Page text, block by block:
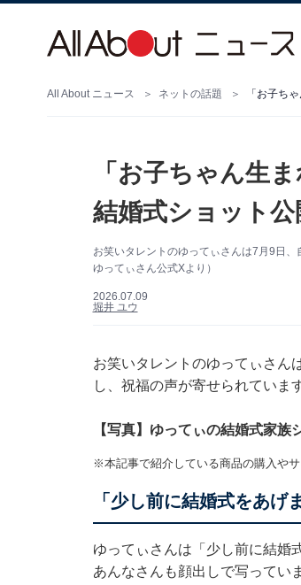
All About ニュース ネットの話題 「お子ち
「お子ちゃん生
結婚式ショット公
お笑いタレントのゆってぃさんは7月9日
ゆってぃさん公式Xより）
2026.07.09
堀井 ユウ
お笑いタレントのゆってぃさん
し、祝福の声が寄せられています
【写真】ゆってぃの結婚式家族
※本記事で紹介している商品の購入や
「少し前に結婚式をあげ
ゆってぃさんは「少し前に結婚
あんなさんも顔出しで写ってい